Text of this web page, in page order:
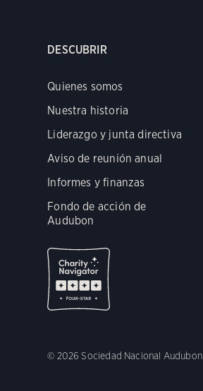
DESCUBRIR
Quienes somos
Nuestra historia
Liderazgo y junta directiva
Aviso de reunión anual
Informes y finanzas
Fondo de acción de
Audubon
© 2026 Sociedad Nacional Audubon